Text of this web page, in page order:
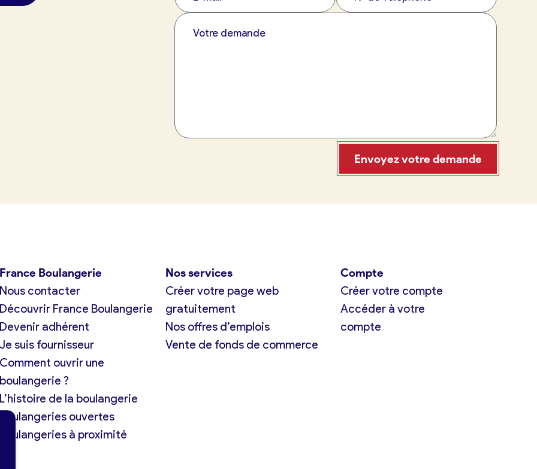
Envoyez votre demande
France Boulangerie
contacter
Découvrir France Boulangerie
Devenir adhérent
Je suis fournisseur
Comment ouvrir une
boulangerie ?
L’histoire de la boulangerie
Boulangeries ouvertes
Boulangeries à proximité
Nos services
Créer votre page web
gratuitement
Nos offres d’emplois
Vente de fonds de commerce
Compte
Créer votre compte
Accéder à votre
compte